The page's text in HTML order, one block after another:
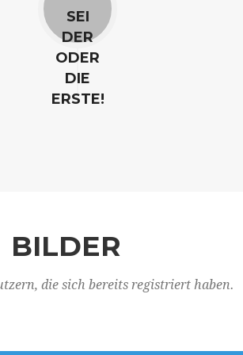
SEI
DER
ODER
DIE
ERSTE!
BILDER
die sich bereits registriert haben.